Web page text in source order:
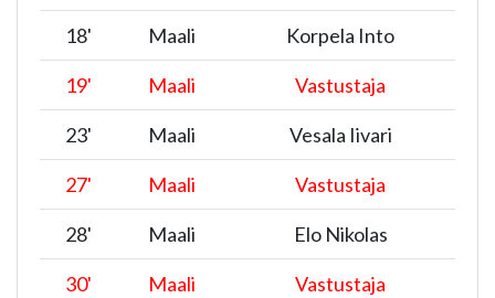
18' Maali Korpela Into
19' Maali Vastustaja
23' Maali Vesala Iivari
27' Maali Vastustaja
28' Maali Elo Nikolas
30' Maali Vastustaja